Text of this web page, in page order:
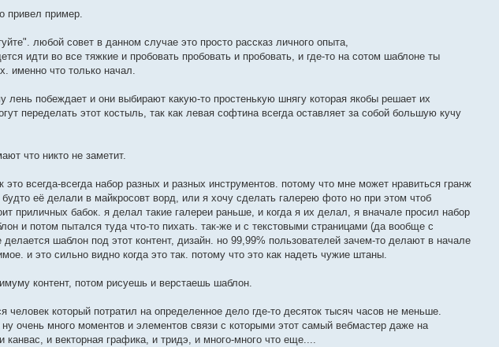
привел пример.
любой совет в данном случае это просто рассказ личного опыта,
идти во все тяжкие и пробовать пробовать и пробовать, и где-то на сотом шаблоне ты
именно что только начал.
лень побеждает и они выбирают какую-то простенькую шнягу которая якобы решает их
переделать этот костыль, так как левая софтина всегда оставляет за собой большую кучу
что никто не заметит.
всегда-всегда набор разных и разных инструментов. потому что мне может нравиться гранж
её делали в майкросовт ворд, или я хочу сделать галерею фото но при этом чтоб
приличных бабок. я делал такие галереи раньше, и когда я их делал, я вначале просил набор
и потом пытался туда что-то пихать. так-же и с текстовыми страницами (да вообще с
шаблон под этот контент, дизайн. но 99,99% пользователей зачем-то делают в начале
и это сильно видно когда это так. потому что это как надеть чужие штаны.
контент, потом рисуешь и верстаешь шаблон.
человек который потратил на определенное дело где-то десяток тысяч часов не меньше.
очень много моментов и элементов связи с которыми этот самый вебмастер даже на
канвас, и векторная графика, и тридэ, и много-много что еще....